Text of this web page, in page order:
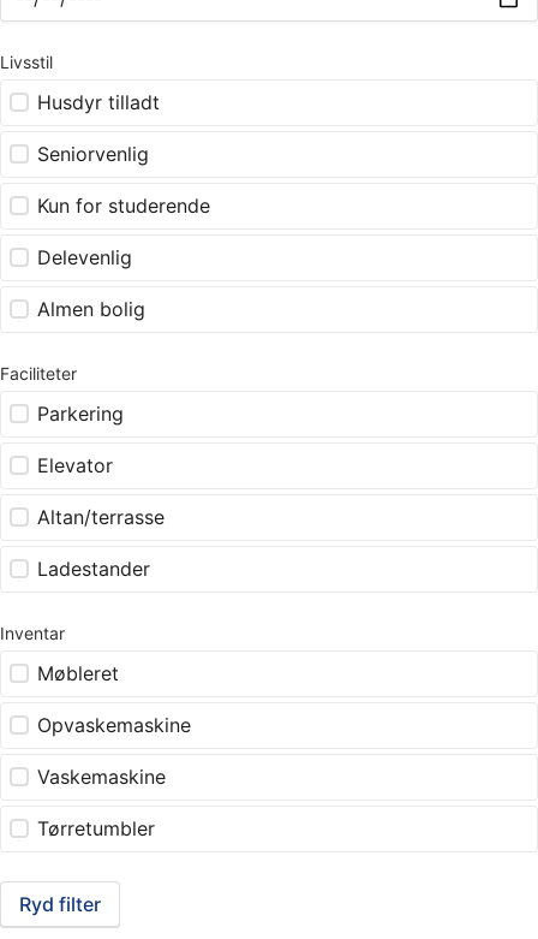
Livsstil
Husdyr tilladt
Seniorvenlig
Kun for studerende
Delevenlig
Almen bolig
Faciliteter
Parkering
Elevator
Altan/terrasse
Ladestander
Inventar
Møbleret
Opvaskemaskine
Vaskemaskine
Tørretumbler
Ryd filter